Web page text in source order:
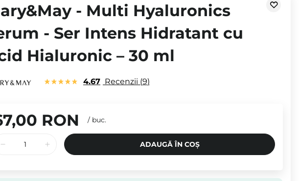
- Multi Hyaluronics
- Ser Intens Hidratant cu
Hialuronic – 30 ml
4.67 Recenzii 9
RON / buc.
ADAUGĂ ÎN COȘ